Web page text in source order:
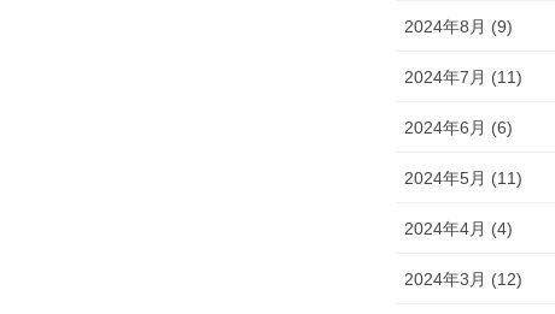
2024年8月 (9)
2024年7月 (11)
2024年6月 (6)
2024年5月 (11)
2024年4月 (4)
2024年3月 (12)